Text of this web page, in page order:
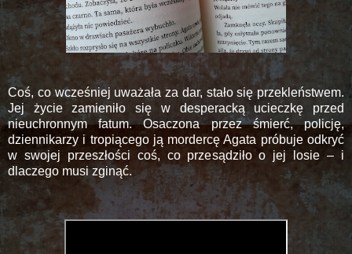
Coś, co wcześniej uważała za dar, stało się przekleństwem.
Jej życie zamieniło się w desperacką ucieczkę przed
nieuchronnym fatum. Osaczona przez śmierć, policję,
dziennikarzy i tropiącego ją mordercę Agata próbuje odkryć
w swojej przeszłości coś, co przesądziło o jej losie – i
dlaczego musi zginąć.